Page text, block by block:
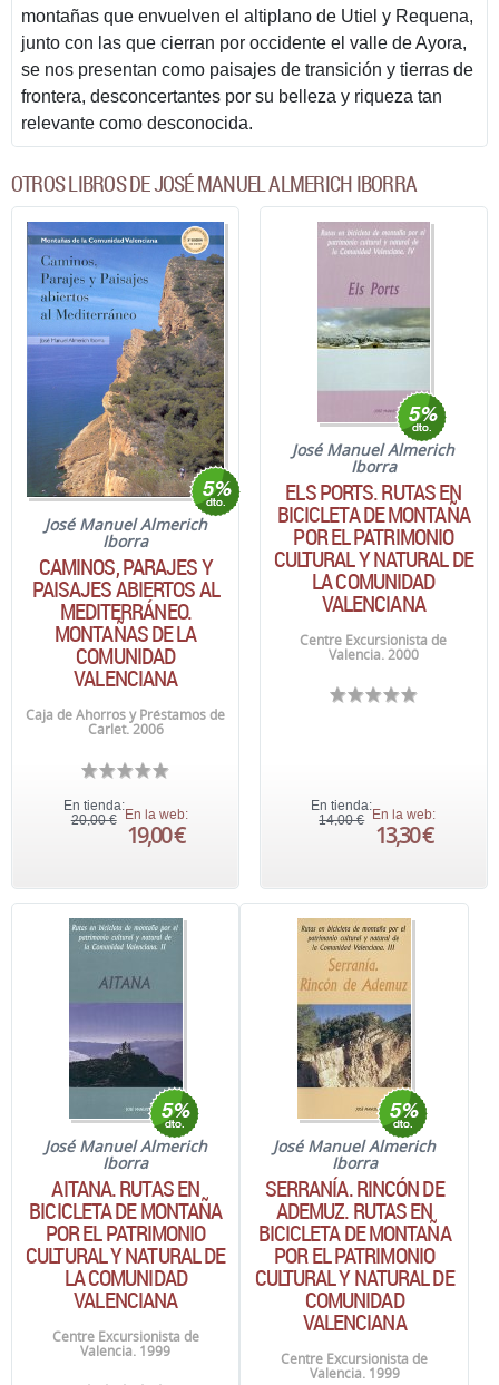
montañas que envuelven el altiplano de Utiel y Requena,
junto con las que cierran por occidente el valle de Ayora,
se nos presentan como paisajes de transición y tierras de
frontera, desconcertantes por su belleza y riqueza tan
relevante como desconocida.
OTROS LIBROS DE JOSÉ MANUEL ALMERICH IBORRA
José Manuel Almerich
Iborra
CAMINOS, PARAJES Y
PAISAJES ABIERTOS AL
MEDITERRÁNEO.
MONTAÑAS DE LA
COMUNIDAD
VALENCIANA
Caja de Ahorros y Préstamos de
Carlet. 2006
En tienda:
20,00 € En la web:
19,00 €
José Manuel Almerich
Iborra
ELS PORTS. RUTAS EN
BICICLETA DE MONTAÑA
POR EL PATRIMONIO
CULTURAL Y NATURAL DE
LA COMUNIDAD
VALENCIANA
Centre Excursionista de
Valencia. 2000
En tienda:
14,00 €
En la web:
13,30 €
José Manuel Almerich
Iborra
AITANA. RUTAS EN
BICICLETA DE MONTAÑA
POR EL PATRIMONIO
CULTURAL Y NATURAL DE
LA COMUNIDAD
VALENCIANA
Centre Excursionista de
Valencia. 1999
José Manuel Almerich
Iborra
SERRANÍA. RINCÓN DE
ADEMUZ. RUTAS EN
BICICLETA DE MONTAÑA
POR EL PATRIMONIO
CULTURAL Y NATURAL DE
COMUNIDAD
VALENCIANA
Centre Excursionista de
Valencia. 1999